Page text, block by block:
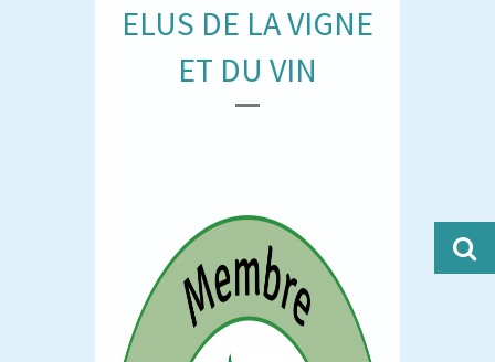
ELUS DE LA VIGNE
ET DU VIN